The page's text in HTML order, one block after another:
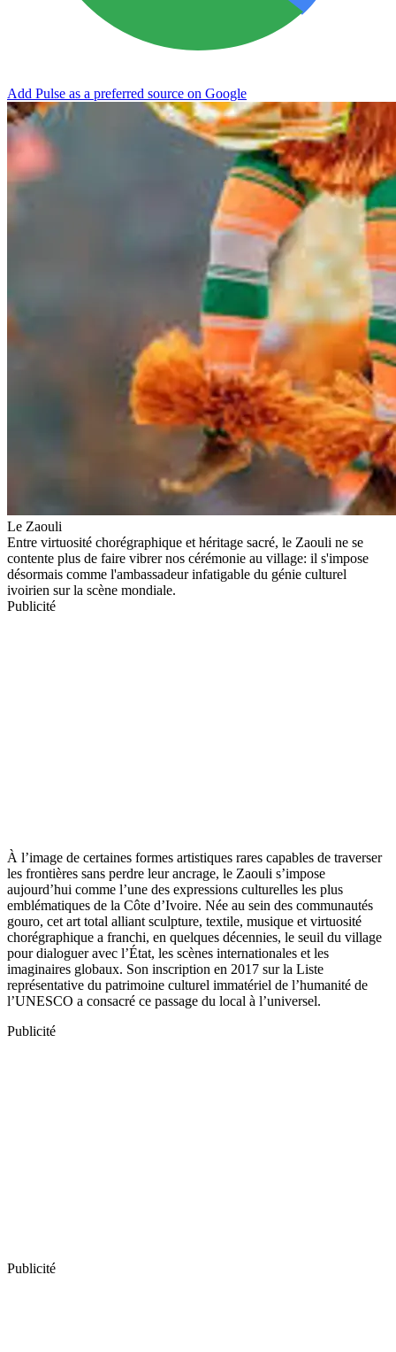
Add Pulse as a preferred source on Google
Le Zaouli
Entre virtuosité chorégraphique et héritage sacré, le Zaouli ne se
contente plus de faire vibrer nos cérémonie au village: il s'impose
désormais comme l'ambassadeur infatigable du génie culturel
ivoirien sur la scène mondiale.
Publicité
À l’image de certaines formes artistiques rares capables de traverser
les frontières sans perdre leur ancrage, le Zaouli s’impose
aujourd’hui comme l’une des expressions culturelles les plus
emblématiques de la Côte d’Ivoire. Née au sein des communautés
gouro, cet art total alliant sculpture, textile, musique et virtuosité
chorégraphique a franchi, en quelques décennies, le seuil du village
pour dialoguer avec l’État, les scènes internationales et les
imaginaires globaux. Son inscription en 2017 sur la Liste
représentative du patrimoine culturel immatériel de l’humanité de
l’UNESCO a consacré ce passage du local à l’universel.
Publicité
Publicité